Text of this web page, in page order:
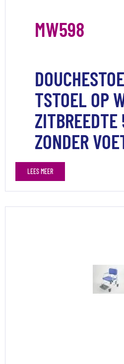
MW598
TSTOEL OP
ZITBREEDTE
ZONDER
LEES MEER